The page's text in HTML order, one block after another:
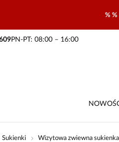
% %
PN-PT: 08:00 – 16:00
Sukienki Wizytowa zwiewna